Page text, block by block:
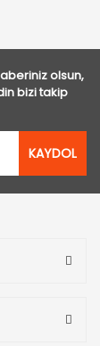
olsun,
bizi takip
KAYDOL